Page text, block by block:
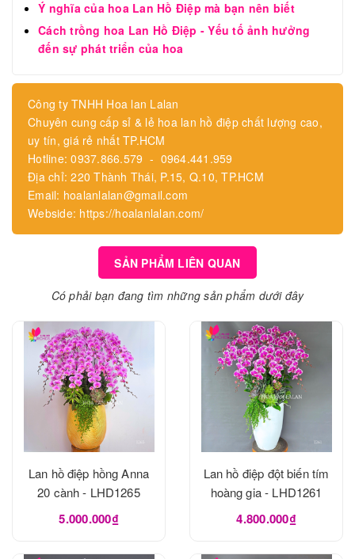
Ý nghĩa của hoa Lan Hồ Điệp mà bạn nên biết
Cách trồng hoa Lan Hồ Điệp - Yếu tố ảnh hưởng
đến sự phát triển của hoa
Công ty TNHH Hoa lan Lalan
Chuyên cung cấp sỉ & lẻ hoa lan hồ điệp chất lượng cao,
uy tín, giá rẻ nhất TP.HCM
Hotline: 0937.866.579 - 0964.441.959
Địa chỉ: 220 Thành Thái, P.15, Q.10, TP.HCM
Email: hoalanlalan@gmail.com
Webside: https://hoalanlalan.com/
SẢN PHẨM LIÊN QUAN
Có phải bạn đang tìm những sản phẩm dưới đây
Lan hồ điệp hồng Anna
20 cành - LHD1265
5.000.000₫
Lan hồ điệp đột biến tím
hoàng gia - LHD1261
4.800.000₫